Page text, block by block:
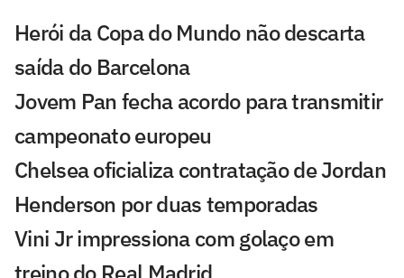
Herói da Copa do Mundo não descarta
saída do Barcelona
Jovem Pan fecha acordo para transmitir
campeonato europeu
Chelsea oficializa contratação de Jordan
Henderson por duas temporadas
Vini Jr impressiona com golaço em